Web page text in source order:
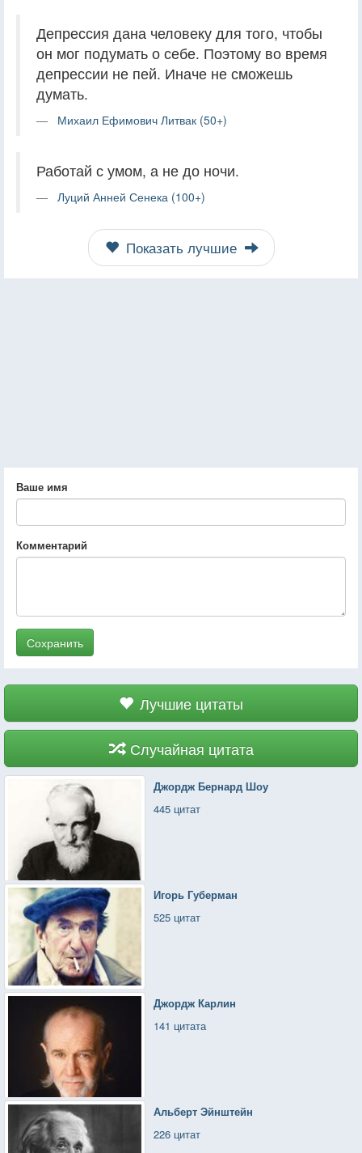
Депрессия дана человеку для того, чтобы
он мог подумать о себе. Поэтому во время
депрессии не пей. Иначе не сможешь
думать.
Михаил Ефимович Литвак (50+)
Работай с умом, а не до ночи.
Луций Анней Сенека (100+)
Показать лучшие
Ваше имя
Комментарий
Сохранить
Лучшие цитаты
Случайная цитата
Джордж Бернард Шоу
445 цитат
Игорь Губерман
525 цитат
Джордж Карлин
141 цитата
Альберт Эйнштейн
226 цитат